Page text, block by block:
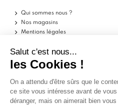
Qui sommes nous ?
Nos magasins
Mentions légales
Politique de confidentialité
Aide
Echantillons
Livraisons
Retours